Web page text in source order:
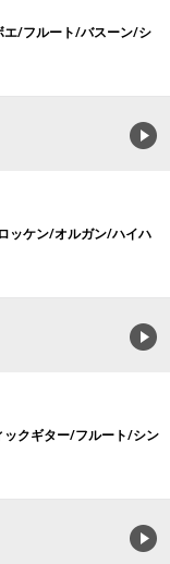
エ/フルート/バスーン/シ
ッケン/オルガン/ハイハ
クギター/フルート/シン